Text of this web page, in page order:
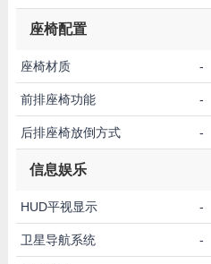
座椅配置
座椅材质 -
前排座椅功能 -
后排座椅放倒方式 -
信息娱乐
HUD平视显示 -
卫星导航系统 -